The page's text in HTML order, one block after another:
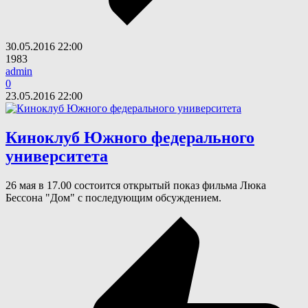
30.05.2016 22:00
1983
admin
0
23.05.2016 22:00
Киноклуб Южного федерального
университета
26 мая в 17.00 состоится открытый показ фильма Люка
Бессона "Дом" с последующим обсуждением.